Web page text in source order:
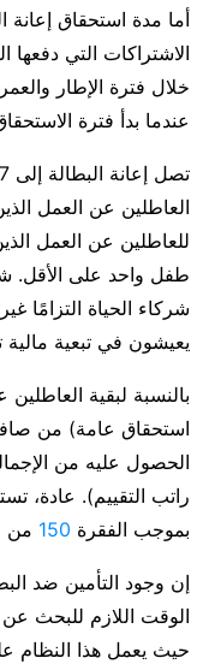
أما مدة استحقاق إعانة
الاشتراكات التي دفعها
خلال فترة الإطار
عندما بدأ فترة
العاطلين عن العمل
للعاطلين عن العمل
طفل واحد على الأقل.
شركاء الحياة التزامًا
يعيشون في تبعية مالية
استحقاق عامة) من صافي
الحصول عليه من
راتب التقييم). عادة،
بموجب الفقرة 150 من
إن وجود التأمين ضد
الوقت اللازم للبحث عن
حيث يعمل هذا النظام